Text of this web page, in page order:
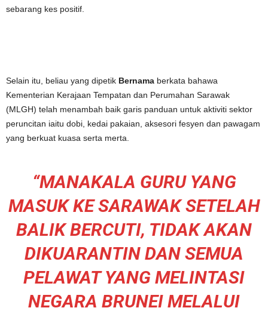
sebarang kes positif.
Selain itu, beliau yang dipetik Bernama berkata bahawa
Kementerian Kerajaan Tempatan dan Perumahan Sarawak
(MLGH) telah menambah baik garis panduan untuk aktiviti sektor
peruncitan iaitu dobi, kedai pakaian, aksesori fesyen dan pawagam
yang berkuat kuasa serta merta.
“MANAKALA GURU YANG
MASUK KE SARAWAK SETELAH
BALIK BERCUTI, TIDAK AKAN
DIKUARANTIN DAN SEMUA
PELAWAT YANG MELINTASI
NEGARA BRUNEI MELALUI